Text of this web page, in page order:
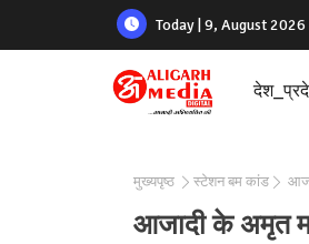
Today | 9, August 2026
मुख्यपृष्ठ स्टेशन बम कांड
आजादी के अमृत